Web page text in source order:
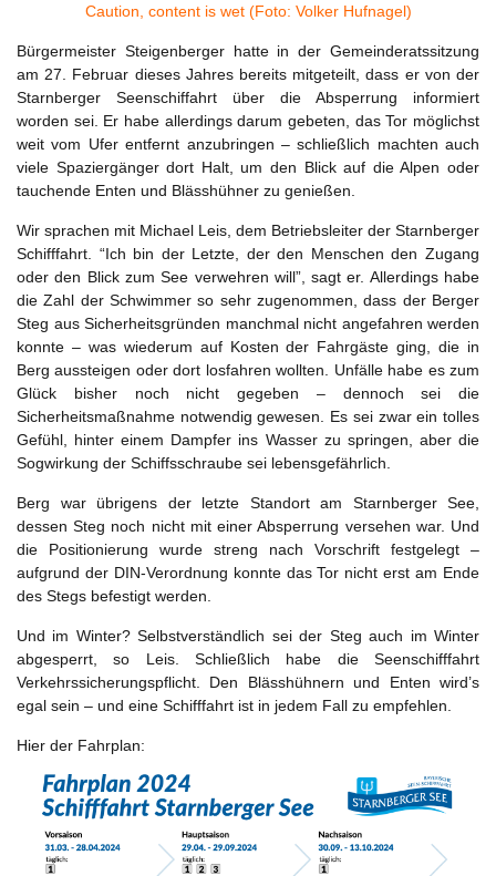
Caution, content is wet (Foto: Volker Hufnagel)
Bürgermeister Steigenberger hatte in der Gemeinderatssitzung
am 27. Februar dieses Jahres bereits mitgeteilt, dass er von der
Starnberger Seenschiffahrt über die Absperrung informiert
worden sei. Er habe allerdings darum gebeten, das Tor möglichst
weit vom Ufer entfernt anzubringen – schließlich machten auch
viele Spaziergänger dort Halt, um den Blick auf die Alpen oder
tauchende Enten und Blässhühner zu genießen.
Wir sprachen mit Michael Leis, dem Betriebsleiter der Starnberger
Schifffahrt. “Ich bin der Letzte, der den Menschen den Zugang
oder den Blick zum See verwehren will”, sagt er. Allerdings habe
die Zahl der Schwimmer so sehr zugenommen, dass der Berger
Steg aus Sicherheitsgründen manchmal nicht angefahren werden
konnte – was wiederum auf Kosten der Fahrgäste ging, die in
Berg aussteigen oder dort losfahren wollten. Unfälle habe es zum
Glück bisher noch nicht gegeben – dennoch sei die
Sicherheitsmaßnahme notwendig gewesen. Es sei zwar ein tolles
Gefühl, hinter einem Dampfer ins Wasser zu springen, aber die
Sogwirkung der Schiffsschraube sei lebensgefährlich.
Berg war übrigens der letzte Standort am Starnberger See,
dessen Steg noch nicht mit einer Absperrung versehen war. Und
die Positionierung wurde streng nach Vorschrift festgelegt –
aufgrund der DIN-Verordnung konnte das Tor nicht erst am Ende
des Stegs befestigt werden.
Und im Winter? Selbstverständlich sei der Steg auch im Winter
abgesperrt, so Leis. Schließlich habe die Seenschifffahrt
Verkehrssicherungspflicht. Den Blässhühnern und Enten wird’s
egal sein – und eine Schifffahrt ist in jedem Fall zu empfehlen.
Hier der Fahrplan: